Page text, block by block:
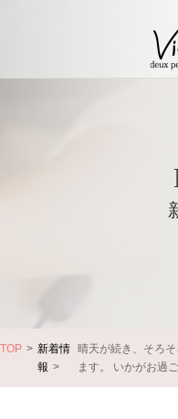
TOP
新着情
報
晴天が続き、そろ
ます。 いかがお過